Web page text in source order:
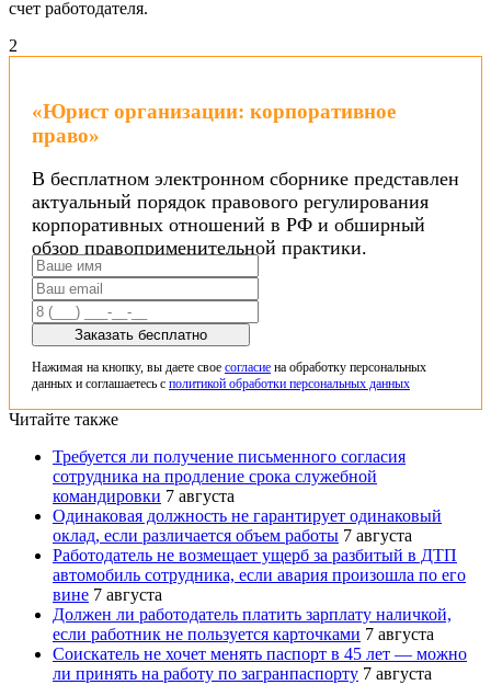
счет работодателя.
2
«Юрист организации: корпоративное
право»
В бесплатном электронном сборнике представлен
актуальный порядок правового регулирования
корпоративных отношений в РФ и обширный
обзор правоприменительной практики.
Заказать бесплатно
Нажимая на кнопку, вы даете свое согласие на обработку персональных
данных и соглашаетесь с политикой обработки персональных данных
Читайте также
Требуется ли получение письменного согласия
сотрудника на продление срока служебной
командировки 7 августа
Одинаковая должность не гарантирует одинаковый
оклад, если различается объем работы 7 августа
Работодатель не возмещает ущерб за разбитый в ДТП
автомобиль сотрудника, если авария произошла по его
вине 7 августа
Должен ли работодатель платить зарплату наличкой,
если работник не пользуется карточками 7 августа
Соискатель не хочет менять паспорт в 45 лет — можно
ли принять на работу по загранпаспорту 7 августа